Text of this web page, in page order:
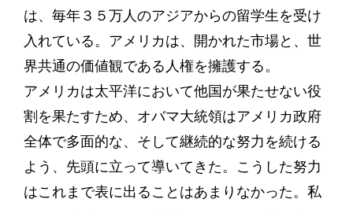
は、毎年３５万人のアジアからの留学生を受け
入れている。アメリカは、開かれた市場と、世
界共通の価値観である人権を擁護する。
アメリカは太平洋において他国が果たせない役
割を果たすため、オバマ大統領はアメリカ政府
全体で多面的な、そして継続的な努力を続ける
よう、先頭に立って導いてきた。こうした努力
はこれまで表に出ることはあまりなかった。私